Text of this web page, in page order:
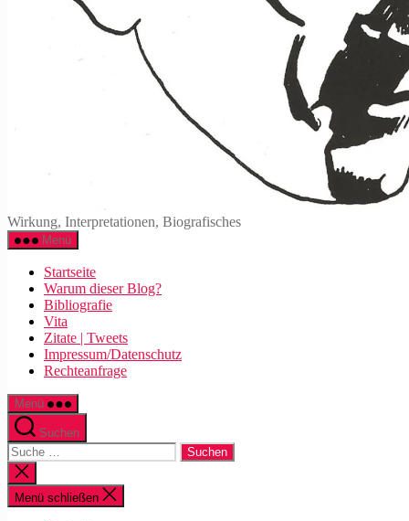
Wirkung, Interpretationen, Biografisches
Menü
Startseite
Warum dieser Blog?
Bibliografie
Vita
Zitate | Tweets
Impressum/Datenschutz
Rechteanfrage
Menü
Suchen
Suche
nach:
Suche
schließen
Menü schließen